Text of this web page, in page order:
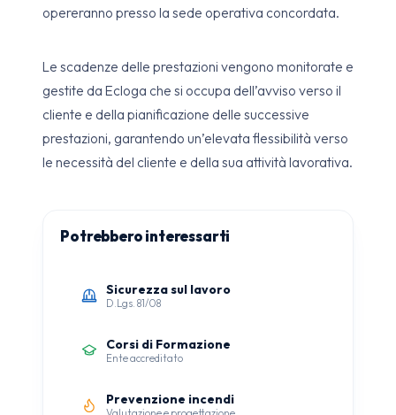
opereranno presso la sede operativa concordata.
Le scadenze delle prestazioni vengono monitorate e
gestite da Ecloga che si occupa dell’avviso verso il
cliente e della pianificazione delle successive
prestazioni, garantendo un’elevata flessibilità verso
le necessità del cliente e della sua attività lavorativa.
Potrebbero interessarti
Sicurezza sul lavoro
D.Lgs. 81/08
Corsi di Formazione
Ente accreditato
Prevenzione incendi